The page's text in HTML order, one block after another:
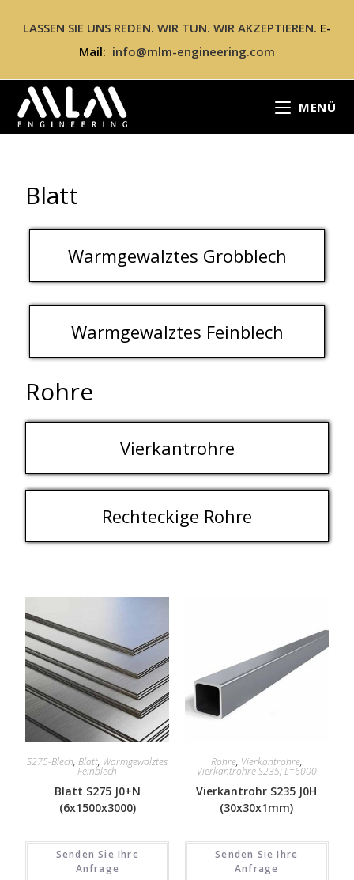
LASSEN SIE UNS REDEN. WIR TUN. WIR AKZEPTIEREN. E-
Mail: info@mlm-engineering.com
MENÜ
Blatt
Warmgewalztes Grobblech
Warmgewalztes Feinblech
Rohre
Vierkantrohre
Rechteckige Rohre
S275-Blech,Blatt, Warmgewalztes
Feinblech
Blatt S275 J0+N
(6x1500x3000)
Senden Sie Ihre
Anfrage
Rohre, Vierkantrohre,
Vierkantrohre S235; L=6000
Vierkantrohr S235 J0H
(30x30x1mm)
Senden Sie Ihre
Anfrage